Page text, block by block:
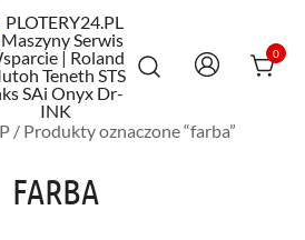
– MASZYNY SERWIS
STS INKS SAI ONYX DR-INK
Maszyny Serwis Wsparcie – Roland
0
/ Produkty oznaczone “farba”
FARBA